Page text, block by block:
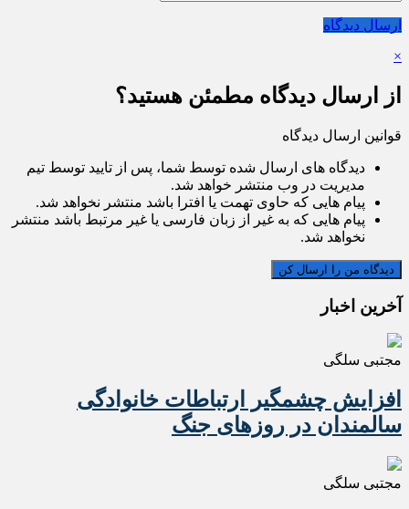
ارسال دیدگاه
×
از ارسال دیدگاه مطمئن هستید؟
قوانین ارسال دیدگاه
دیدگاه های ارسال شده توسط شما، پس از تایید توسط تیم
مدیریت در وب منتشر خواهد شد.
پیام هایی که حاوی تهمت یا افترا باشد منتشر نخواهد شد.
پیام هایی که به غیر از زبان فارسی یا غیر مرتبط باشد منتشر
نخواهد شد.
آخرین اخبار
مجتبی سلگی
افزایش چشمگیر ارتباطات خانوادگی
سالمندان در روزهای جنگ
مجتبی سلگی